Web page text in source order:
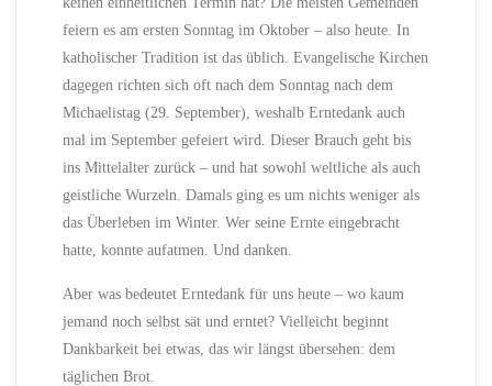
feiern es am ersten Sonntag im Oktober – also heute. In
katholischer Tradition ist das üblich. Evangelische Kirchen
dagegen richten sich oft nach dem Sonntag nach dem
Michaelistag (29. September), weshalb Erntedank auch
mal im September gefeiert wird. Dieser Brauch geht bis
ins Mittelalter zurück – und hat sowohl weltliche als auch
geistliche Wurzeln. Damals ging es um nichts weniger als
das Überleben im Winter. Wer seine Ernte eingebracht
hatte, konnte aufatmen. Und danken.
Aber was bedeutet Erntedank für uns heute – wo kaum
jemand noch selbst sät und erntet? Vielleicht beginnt
Dankbarkeit bei etwas, das wir längst übersehen: dem
täglichen Brot.